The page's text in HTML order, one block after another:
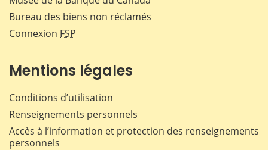
Bureau des biens non réclamés
Connexion FSP
Mentions légales
Conditions d’utilisation
Renseignements personnels
Accès à l’information et protection des renseignements
personnels